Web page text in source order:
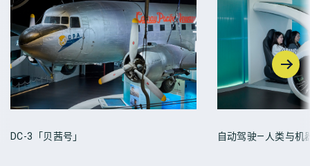
DC-3「贝茜号」 自动驾驶—人类与机